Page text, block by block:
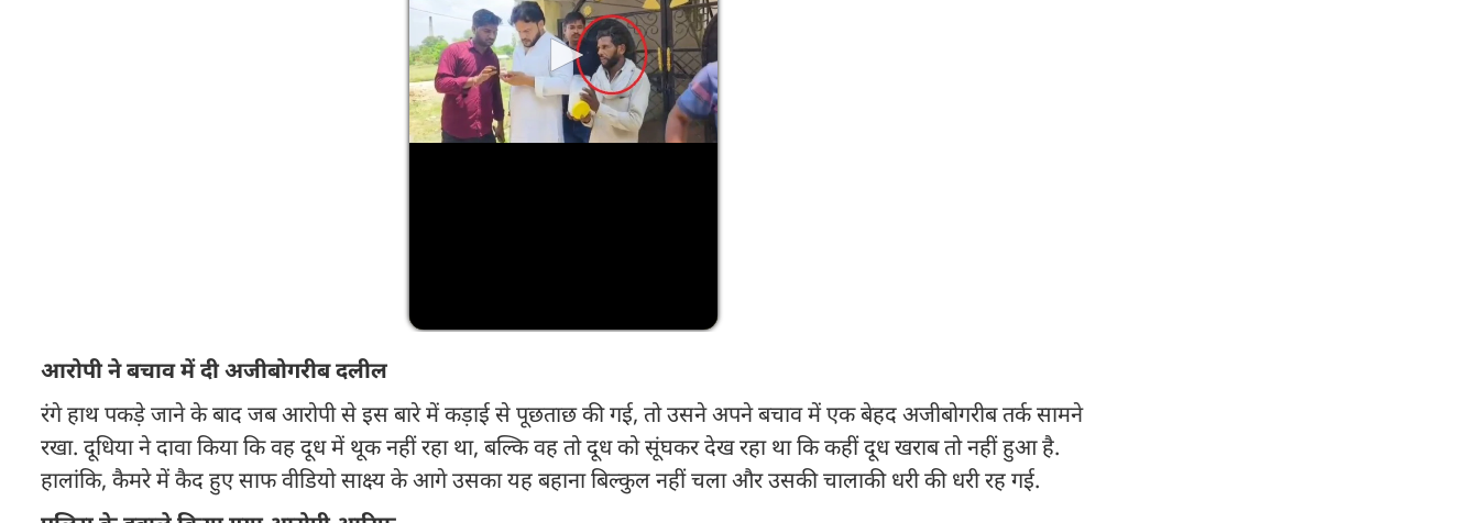
आरोपी ने बचाव में दी अजीबोगरीब दलील
रंगे हाथ पकड़े जाने के बाद जब आरोपी से इस बारे में कड़ाई से पूछताछ की गई, तो उसने अपने बचाव में एक बेहद अजीबोगरीब तर्क सामने
रखा. दूधिया ने दावा किया कि वह दूध में थूक नहीं रहा था, बल्कि वह तो दूध को सूंघकर देख रहा था कि कहीं दूध खराब तो नहीं हुआ है.
हालांकि, कैमरे में कैद हुए साफ वीडियो साक्ष्य के आगे उसका यह बहाना बिल्कुल नहीं चला और उसकी चालाकी धरी की धरी रह गई.